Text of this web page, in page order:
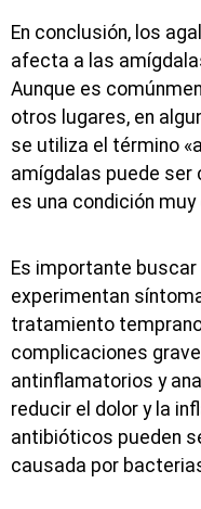
En conclusión, los
afecta a las
Aunque es
otros lugares, en
se utiliza el término
amígdalas puede ser
es una condición
Es importante
experimentan
tratamiento
complicaciones
antinflamatorios y
reducir el dolor y la
antibióticos pueden
causada por